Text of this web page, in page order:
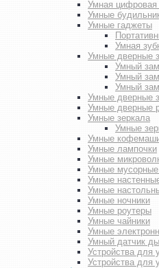
Умная
Умные
Умные гаджеты
Умная
Умные дверные
Умный
Умный
Умный
Умные дверные
Умные дверные
Умные зеркала
Умные
Умные
Умные лампочки
Умные
Умные
Умные
Умные
Умные ночники
Умные роутеры
Умные чайники
Умные
Умный датчик
Устройства для
Устройства для